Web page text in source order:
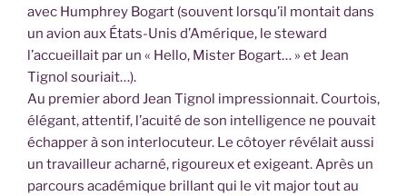
avec Humphrey Bogart (souvent lorsqu’il montait dans
un avion aux États-Unis d’Amérique, le steward
l’accueillait par un « Hello, Mister Bogart… » et Jean
Tignol souriait…).
Au premier abord Jean Tignol impressionnait. Courtois,
élégant, attentif, l’acuité de son intelligence ne pouvait
échapper à son interlocuteur. Le côtoyer révélait aussi
un travailleur acharné, rigoureux et exigeant. Après un
parcours académique brillant qui le vit major tout au